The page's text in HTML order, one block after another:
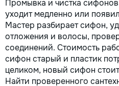
Промывка и чистка
уходит медленно или
Мастер разбирает сифон,
отложения и волосы,
соединений. Стоимость
сифон старый и пластик
целиком, новый сифон
Найти проверенного